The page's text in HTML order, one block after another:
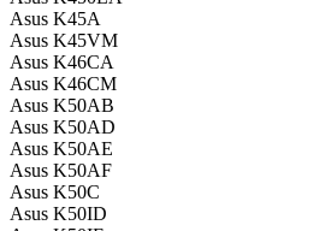
Asus K45A
Asus K45VM
Asus K46CA
Asus K46CM
Asus K50AB
Asus K50AD
Asus K50AE
Asus K50AF
Asus K50C
Asus K50ID